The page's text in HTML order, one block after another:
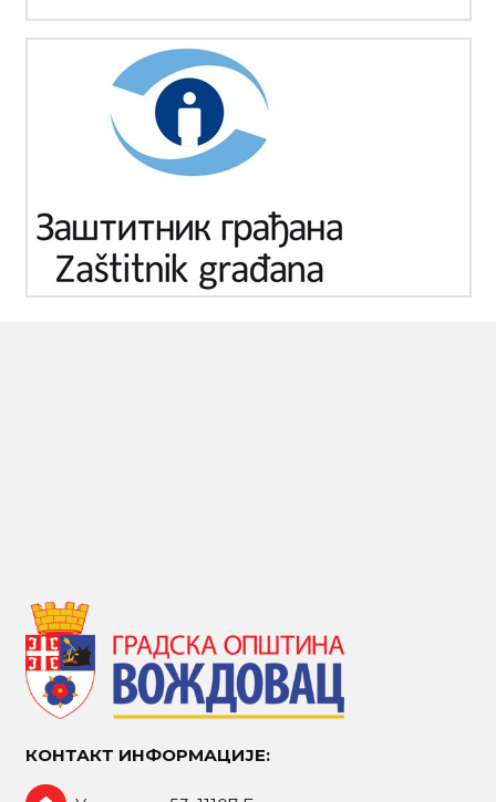
КОНТАКТ ИНФОРМАЦИЈЕ: